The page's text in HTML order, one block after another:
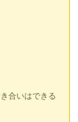
合いはできる